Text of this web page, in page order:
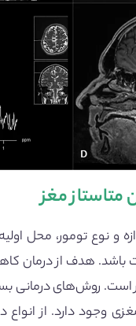
مغز
و نوع تومور، محل
باشد. هدف از درمان
است. روش‌های درمانی
وجود دارد. از انواع